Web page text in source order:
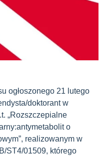
ogłoszonego 21 lutego
doktorant w
„Rozszczepialne
o
realizowanym w
ST4/01509, którego